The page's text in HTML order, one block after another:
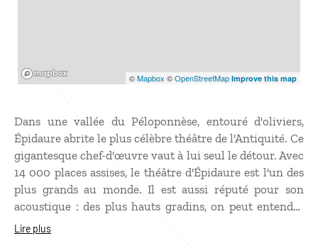
©Mapbox ©OpenStreetMap Improve this map
Dans une vallée du Péloponnèse, entouré d'oliviers,
Épidaure abrite le plus célèbre théâtre de l'Antiquité. Ce
gigantesque chef-d'œuvre vaut à lui seul le détour. Avec
14 000 places assises, le théâtre d'Épidaure est l'un des
plus grands au monde. Il est aussi réputé pour son
acoustique : des plus hauts gradins, on peut entendre
une pièce de monnaie qui tombe dans l'orchestre... Le
Lire plus